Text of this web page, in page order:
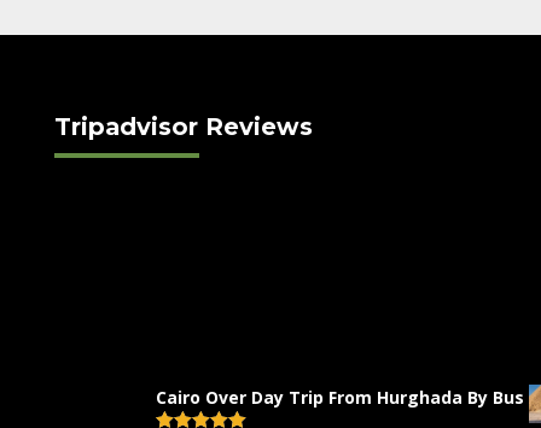
Tripadvisor Reviews
Cairo Over Day Trip From Hurghada By Bus